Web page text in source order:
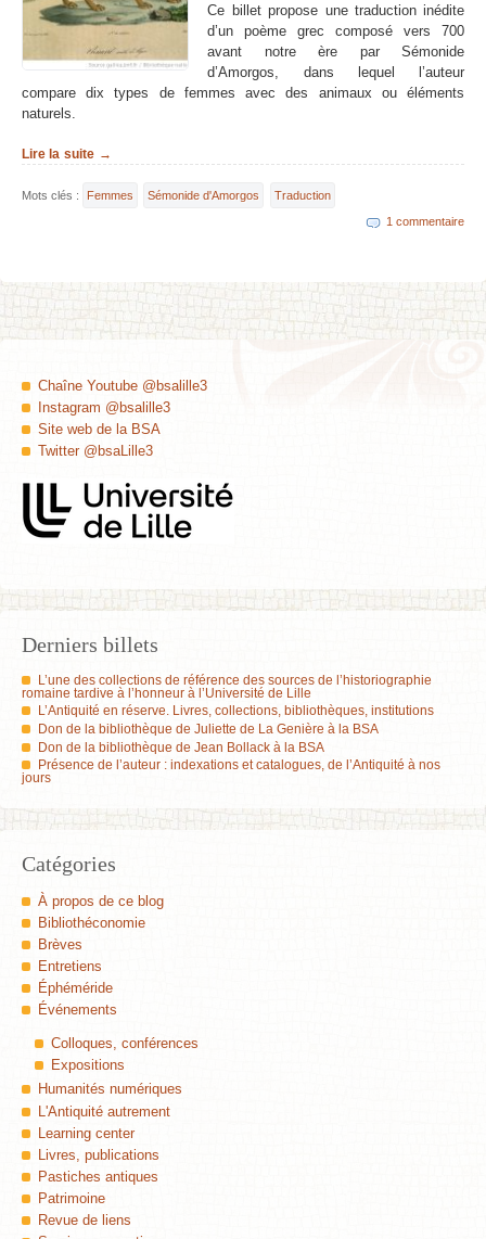
Ce billet propose une traduction inédite
d’un poème grec composé vers 700
avant notre ère par Sémonide
d’Amorgos, dans lequel l’auteur
compare dix types de femmes avec des animaux ou éléments
naturels.
Lire la suite →
Mots clés : Femmes Sémonide d'Amorgos
Traduction
1 commentaire
Chaîne Youtube @bsalille3
Instagram @bsalille3
Site web de la BSA
Twitter @bsaLille3
Derniers billets
L’une des collections de référence des sources de l’historiographie
romaine tardive à l’honneur à l’Université de Lille
L’Antiquité en réserve. Livres, collections, bibliothèques, institutions
Don de la bibliothèque de Juliette de La Genière à la BSA
Don de la bibliothèque de Jean Bollack à la BSA
Présence de l’auteur : indexations et catalogues, de l’Antiquité à nos
jours
Catégories
À propos de ce blog
Bibliothéconomie
Brèves
Entretiens
Éphéméride
Événements
Colloques, conférences
Expositions
Humanités numériques
L'Antiquité autrement
Learning center
Livres, publications
Pastiches antiques
Patrimoine
Revue de liens